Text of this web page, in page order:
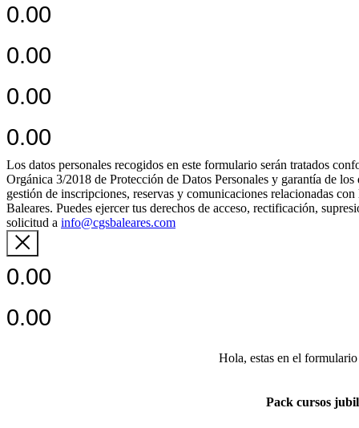
0.00
0.00
0.00
0.00
Los datos personales recogidos en este formulario serán tratados
Orgánica 3/2018 de Protección de Datos Personales y garantía de
gestión de inscripciones, reservas y comunicaciones relacionadas
Baleares. Puedes ejercer tus derechos de acceso, rectificación,
solicitud a info@cgsbaleares.com
0.00
0.00
Hola, estas en el
Pack cursos